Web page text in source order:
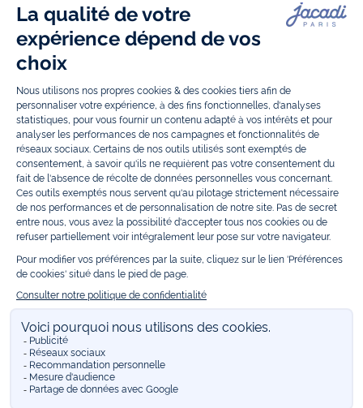
chaussettes et accessoires pour les
de 1 mois à 12 ans.
Découvrez nos collections mode et tendance pour filles et garçons.
Grâce àJacadi Seconde Vie, donnez une seconde vie à vos articles pour
enfants. Profitez aussi de nos collections spéciales fête de fin d’année et
trouvez des idées
Retrouvez nos idées
Bénéficiez également de prix réduits avec nos collections spéciales de
vêtements enfants en soldeset de notrecollection Outlettoute l’année.
Guettez lespromotions Prix Doux, une opération spéciale Jacadi avec
des vêtements enfant à prix tout ronds. Adhérez au programme de
Fidélité Jacadi afin de profiter desventes privées. Retrouvez la collection
Les Essentielset ses vêtements emblématiques aux couleurs de la
marque, la collectionReflexaux vêtements originaux et ludiques avec
des détails réfléchissants, la collectionSport Chicaussi innovante
qu'élégante, ainsi queles Petits tricotspour compléter le vestiaire de
bébé. Pour passer l’automne et l’hiver au chaud, Jacadi vous propose une
collection demanteaux bébé et enfantet dechaussures d'hiver. Pendant
lesJolis Jours, c’est l’occasion de retrouver la nouvelle collection Jacadi
bébé et enfant à prix doux. Un mariage, un baptême, une communion de
prévue ? Trouvez unetenue de cérémoniepour votre enfant. Retrouvez
les sacsTohana, confectionnés en partenariat avec l'Association
malgache Tohana et soutenez un projet permettant à des mamans en
situation de grande précarité d’apprendre le métier de couturière.
transmettre. Pour bien s'équiper pour la
rentrée
besoins des écoles, retrouvez unecollection uniforme
marine, gris, bleu ciel, beige et blanc pour habiller les enfants de la tête
aux pieds. Retrouvez les recommandations Jacadi pour
belles matières. Réservez en ligne, achetez en boutique avec la
réservation. Retrouvez les réponses à vos questions dans les
Collect.